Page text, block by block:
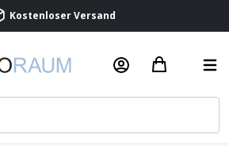
Kostenloser Versand